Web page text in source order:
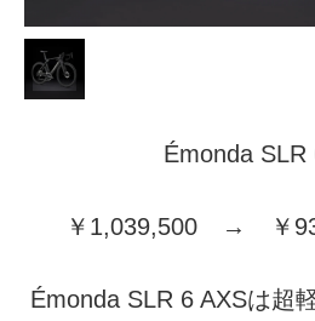
Émonda SLR
￥1,039,500 → ￥
Émonda SLR 6 AXSは超